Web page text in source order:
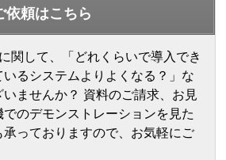
依頼はこちら
関して、「どれくらいで導入でき
るシステムよりよくなる？」な
ませんか？ 資料のご請求、お見
のデモンストレーションを見た
っておりますので、お気軽にご